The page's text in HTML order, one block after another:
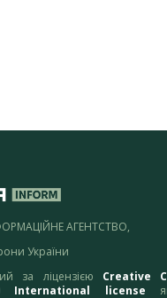
АГЕНТСТВО,
України
за ліцензією Creative
International license